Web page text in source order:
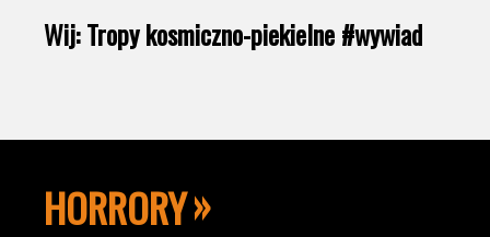
Wij: Tropy kosmiczno-piekielne #wywiad
HORRORY